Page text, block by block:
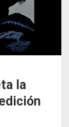
la